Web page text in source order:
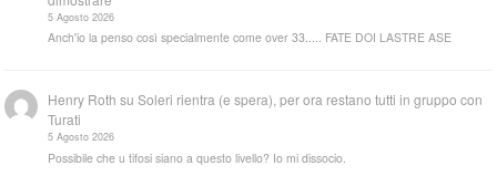
5 Agosto 2026
Anch'io la penso così specialmente come over 33..... FATE DOI LASTRE ASE
Henry Roth suSoleri rientra (e spera), per ora restano tutti in gruppo con
Turati
5 Agosto 2026
Possibile che u tifosi siano a questo livello? Io mi dissocio.